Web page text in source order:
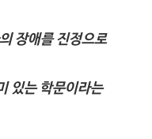
장애를 진정으로
있는 학문이라는